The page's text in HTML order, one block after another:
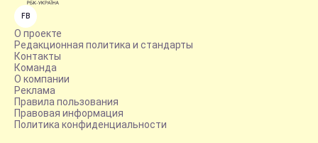
FB
О проекте
Редакционная политика и стандарты
Контакты
Команда
О компании
Реклама
Правила пользования
Правовая информация
Политика конфиденциальности